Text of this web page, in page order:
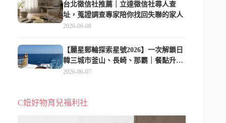
台北徵信社推薦｜立達徵信社尋人查
址，蒐證調查專家陪你找回失聯的家人
2026-06-08
【麗星郵輪探索星號2026】一次解鎖日
韓三城市釜山、長崎、那霸｜餐點升
級、表演更新、船上慶生超難忘
2026-06-07
C妞好物育兒福利社